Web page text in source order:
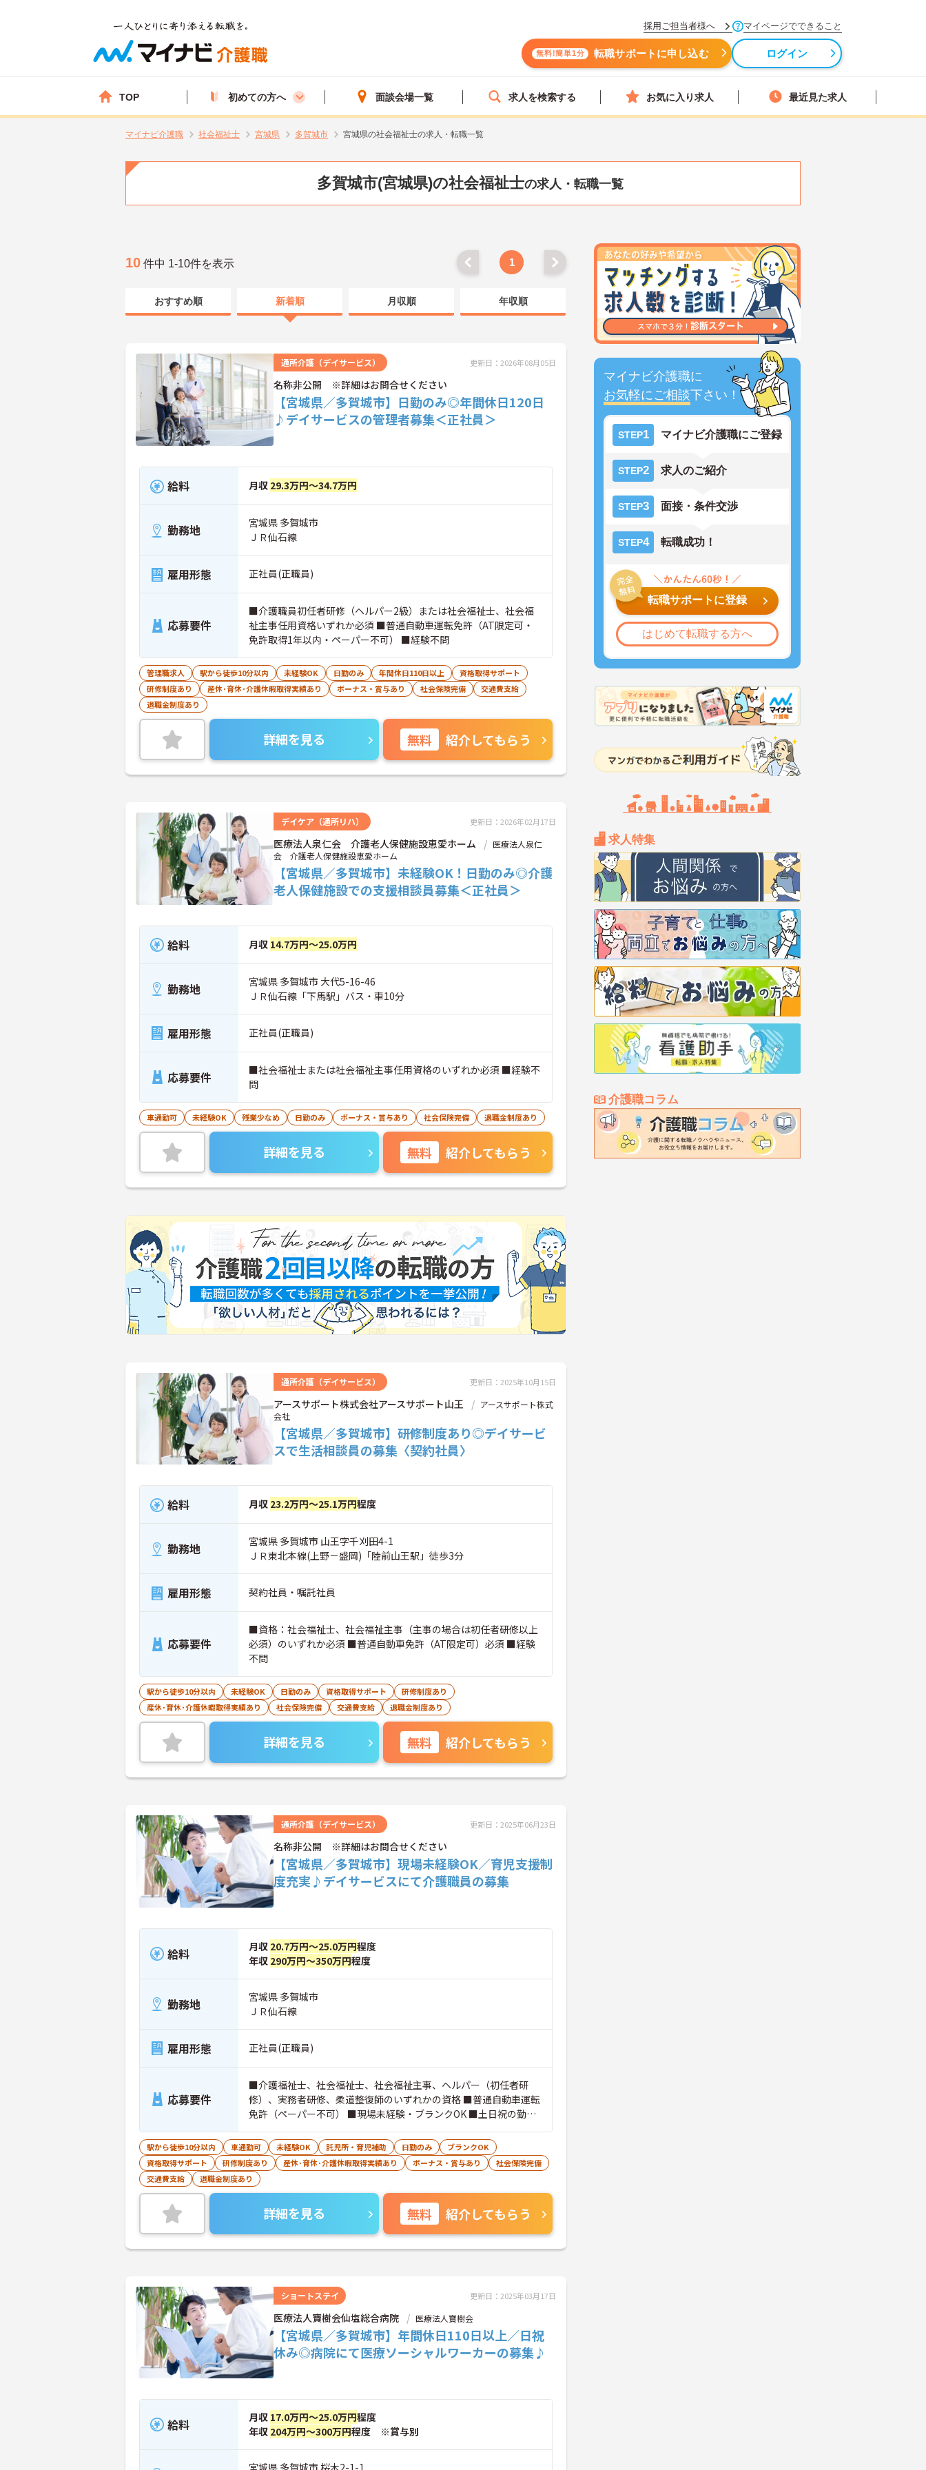
採用ご担当者様へ マイページでできること
無料!簡単1分 転職サポートに申し込む ログイン
TOP 初めての方へ 面談会場一覧 求人を検索する お気に入り求人 最近見た求人
マイナビ介護職 社会福祉士 宮城県 多賀城市 宮城県の社会福祉士の求人・転職一覧
多賀城市(宮城県)の社会福祉士の求人・転職一覧
マイナビ介護職に
お気軽にご相談下さい！
STEP1 マイナビ介護職にご登録
STEP2 求人のご紹介
STEP3 面接・条件交渉
STEP4 転職成功！
転職サポートに登録
はじめて転職する方へ
求人特集
介護職コラム
10 件中 1-10件を表示 1
おすすめ順 新着順 月収順 年収順
通所介護（デイサービス） 更新日：2026年08月05日
名称非公開 ※詳細はお問合せください
【宮城県／多賀城市】日勤のみ◎年間休日120日
♪デイサービスの管理者募集＜正社員＞
給料 月収 29.3万円～34.7万円
勤務地
宮城県 多賀城市
ＪＲ仙石線
雇用形態 正社員(正職員)
応募要件
■介護職員初任者研修（ヘルパー2級）または社会福祉士、社会福
祉主事任用資格いずれか必須 ■普通自動車運転免許（AT限定可・
免許取得1年以内・ペーパー不可） ■経験不問
管理職求人 駅から徒歩10分以内 未経験OK 日勤のみ 年間休日110日以上
資格取得サポート
研修制度あり
産休･育休･介護休暇取得実績あり ボーナス・賞与あり 社会保険完備
交通費支給
退職金制度あり
詳細を見る 無料 紹介してもらう
デイケア（通所リハ） 更新日：2026年02月17日
医療法人泉仁会 介護老人保健施設恵愛ホーム
医療法人泉仁
会 介護老人保健施設恵愛ホーム
【宮城県／多賀城市】未経験OK！日勤のみ◎介護
老人保健施設での支援相談員募集＜正社員＞
給料 月収 14.7万円～25.0万円
勤務地
宮城県 多賀城市 大代5-16-46
ＪＲ仙石線「下馬駅」バス・車10分
雇用形態 正社員(正職員)
応募要件
■社会福祉士または社会福祉主事任用資格のいずれか必須 ■経験不
問
車通勤可 未経験OK 残業少なめ 日勤のみ ボーナス・賞与あり 社会保険完備 退職金制度あり
詳細を見る 無料 紹介してもらう
通所介護（デイサービス） 更新日：2025年10月15日
アースサポート株式会社アースサポート山王
アースサポート株式
会社
【宮城県／多賀城市】研修制度あり◎デイサービ
スで生活相談員の募集〈契約社員〉
給料 月収 23.2万円～25.1万円程度
勤務地
宮城県 多賀城市 山王字千刈田4-1
ＪＲ東北本線(上野－盛岡)「陸前山王駅」徒歩3分
雇用形態 契約社員・嘱託社員
応募要件
■資格：社会福祉士、社会福祉主事（主事の場合は初任者研修以上
必須）のいずれか必須 ■普通自動車免許（AT限定可）必須 ■経験
不問
駅から徒歩10分以内 未経験OK 日勤のみ 資格取得サポート
研修制度あり
産休･育休･介護休暇取得実績あり
社会保険完備 交通費支給 退職金制度あり
詳細を見る 無料 紹介してもらう
通所介護（デイサービス） 更新日：2025年06月23日
名称非公開 ※詳細はお問合せください
【宮城県／多賀城市】現場未経験OK／育児支援制
度充実♪デイサービスにて介護職員の募集
給料 月収 20.7万円～25.0万円程度
年収 290万円～350万円程度
勤務地
宮城県 多賀城市
ＪＲ仙石線
雇用形態 正社員(正職員)
応募要件
■介護福祉士、社会福祉士、社会福祉主事、ヘルパー（初任者研
修）、実務者研修、柔道整復師のいずれかの資格 ■普通自動車運転
免許（ペーパー不可） ■現場未経験・ブランクOK ■土日祝の勤務
駅から徒歩10分以内 車通勤可 未経験OK 託児所・育児補助 日勤のみ
ブランクOK
資格取得サポート
研修制度あり 産休･育休･介護休暇取得実績あり ボーナス・賞与あり
社会保険完備
交通費支給
退職金制度あり
詳細を見る 無料 紹介してもらう
ショートステイ 更新日：2025年03月17日
医療法人寶樹会仙塩総合病院 医療法人寶樹会
【宮城県／多賀城市】年間休日110日以上／日祝
休み◎病院にて医療ソーシャルワーカーの募集♪
給料 月収 17.0万円～25.0万円程度
年収 204万円～300万円程度 ※賞与別
宮城県 多賀城市 桜木2-1-1